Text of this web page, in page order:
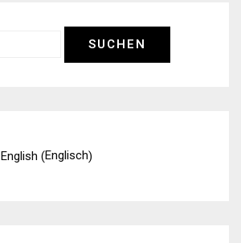
English (Englisch)